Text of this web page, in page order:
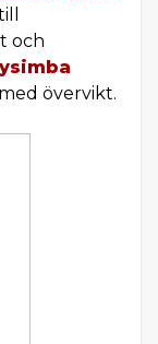
och
övervikt.